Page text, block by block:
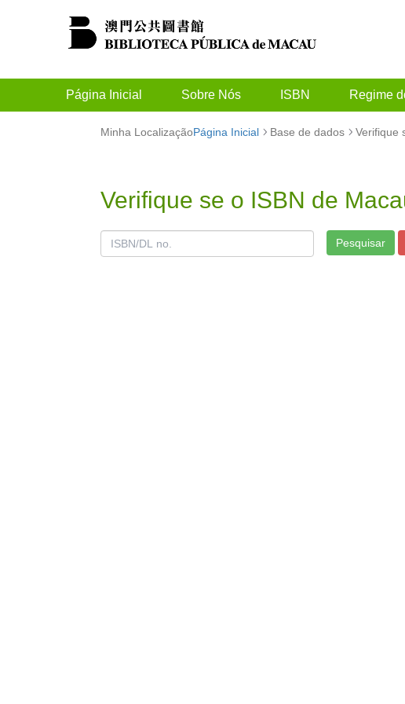
Página Inicial Sobre Nós ISBN Regime
Minha LocalizaçãoPágina Inicial Base de dados Verifique
Verifique se o ISBN de
Pesquisar